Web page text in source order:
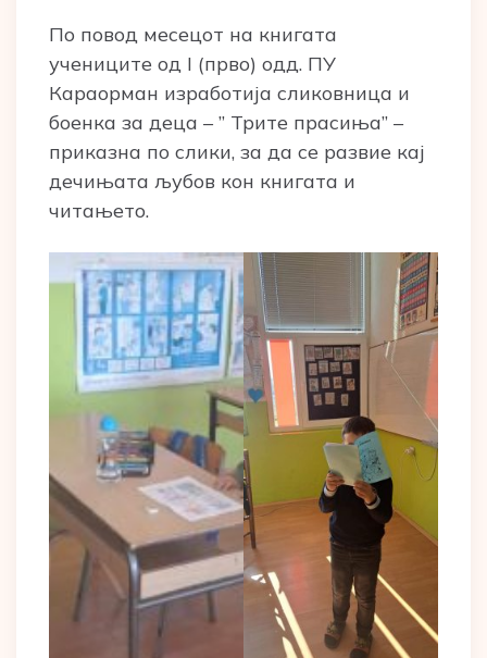
По повод месецот на книгата
учениците од I (прво) одд. ПУ
Караорман изработија сликовница и
боенка за деца – ” Трите прасиња” –
приказна по слики, за да се развие кај
дечињата љубов кон книгата и
читањето.